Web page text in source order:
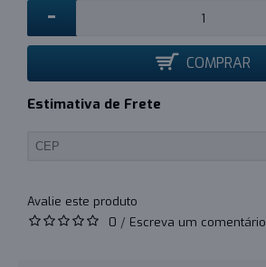
-
COMPRAR
Estimativa de Frete
0 / Escreva um comentário